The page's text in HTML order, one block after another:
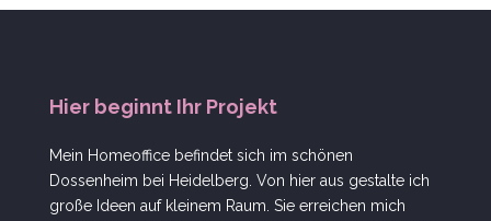
Hier beginnt Ihr Projekt
Mein Homeoffice befindet sich im schönen
Dossenheim bei Heidelberg. Von hier aus gestalte ich
große Ideen auf kleinem Raum. Sie erreichen mich